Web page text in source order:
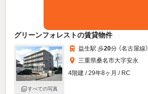
グリーンフォレストの賃貸物件
すべての写真
益生駅 歩20分 （名古屋線）
三重県桑名市大字安永
4階建 / 29年8ヶ月 / RC